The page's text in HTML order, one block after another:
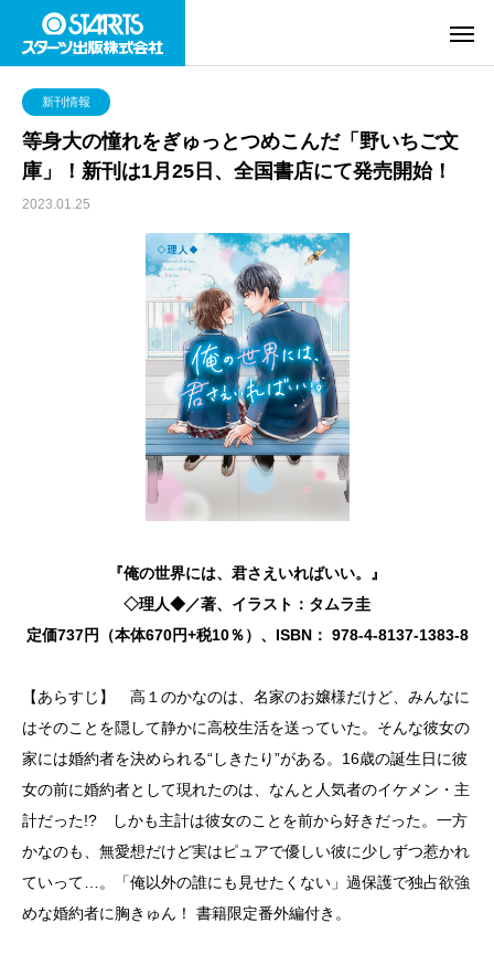
新刊情報
等身大の憧れをぎゅっとつめこんだ「野いちご文
庫」！新刊は1月25日、全国書店にて発売開始！
2023.01.25
『俺の世界には、君さえいればいい。』
◇理人◆／著、イラスト：タムラ圭
定価737円（本体670円+税10％）、ISBN： 978-4-8137-1383-8
【あらすじ】 高１のかなのは、名家のお嬢様だけど、みんなに
はそのことを隠して静かに高校生活を送っていた。そんな彼女の
家には婚約者を決められる“しきたり”がある。16歳の誕生日に彼
女の前に婚約者として現れたのは、なんと人気者のイケメン・主
計だった!? しかも主計は彼女のことを前から好きだった。一方
かなのも、無愛想だけど実はピュアで優しい彼に少しずつ惹かれ
ていって…。「俺以外の誰にも見せたくない」過保護で独占欲強
めな婚約者に胸きゅん！ 書籍限定番外編付き。